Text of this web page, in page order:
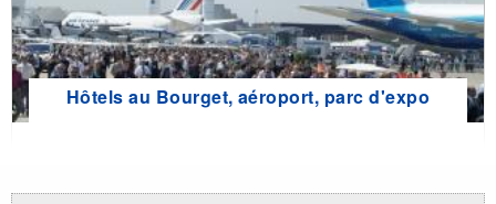
Hôtels au Bourget, aéroport, parc d'expo